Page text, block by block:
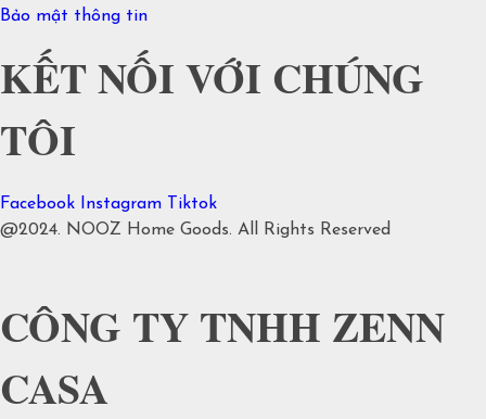
Bảo mật thông tin
KẾT NỐI VỚI CHÚNG
TÔI
Facebook Instagram
Tiktok
@2024. NOOZ Home Goods. All Rights Reserved
CÔNG TY TNHH ZENN
CASA